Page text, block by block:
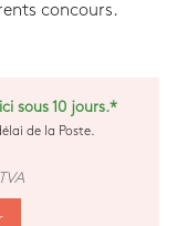
concours.
sous 10 jours.*
de la Poste.